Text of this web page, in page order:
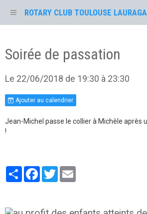
ROTARY CLUB TOULOUSE
Soirée de passation
Le 22/06/2018 de 19:30 à 23:30
Ajouter au calendrier
Jean-Michel passe le collier à Michèle après
!
PartagerFacebook
Twitter